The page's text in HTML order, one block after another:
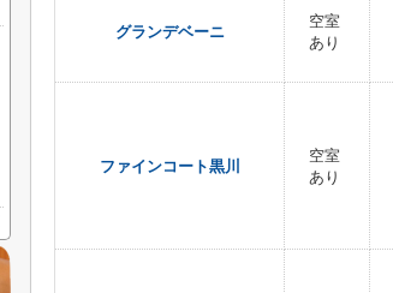
グランデベーニ
空室
あり
ファインコート黒川
空室
あり